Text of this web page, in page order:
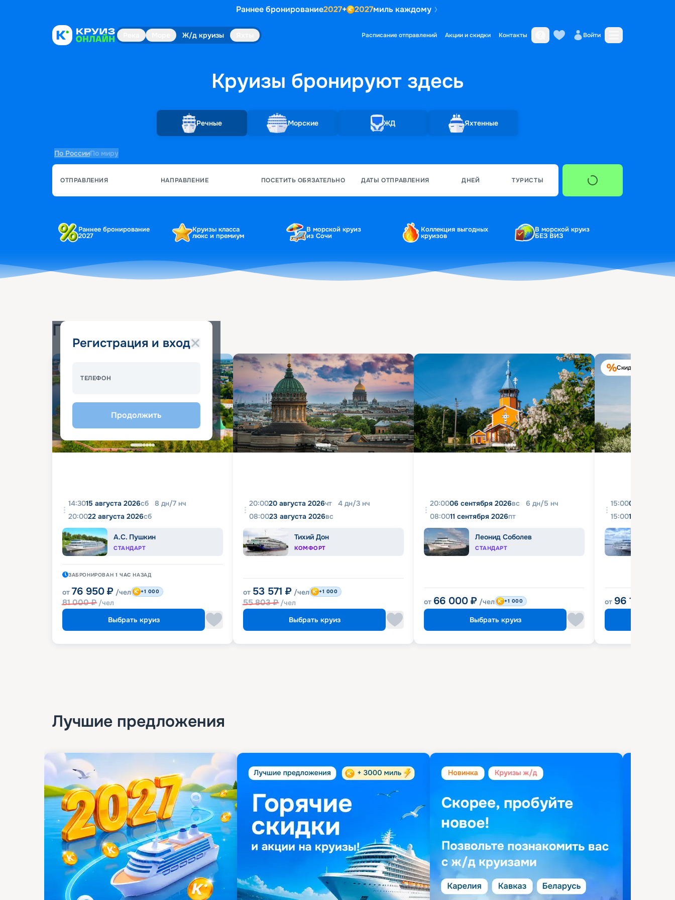
Раннее бронирование2027+ 2027миль каждому
Ж/д круизы Расписание отправлений Акции и скидки Контакты Войти
Круизы бронируютздесь
Речные Морские ЖД Яхтенные
По РоссииПо миру
ОТПРАВЛЕНИЯ НАПРАВЛЕНИЕ ПОСЕТИТЬ ОБЯЗАТЕЛЬНО ДАТЫ ОТПРАВЛЕНИЯ ДНЕЙ ТУРИСТЫ
Раннее бронирование
2027
Круизы класса
люкс и премиум
В морской круиз
из Сочи
Коллекция выгодных
круизов
В морской круиз
БЕЗ ВИЗ
Регистрация и вход
ТЕЛЕФОН
Продолжить
Популярные круизы
14:3015 августа 2026сб 8 дн/7 нч
20:0022 августа 2026сб
А.С. Пушкин
СТАНДАРТ
ЗАБРОНИРОВАН 1 ЧАС НАЗАД
от 76 950 ₽ /чел
81 000₽ /чел
+1 000
Выбрать круиз
20:0020 августа 2026чт 4 дн/3 нч
08:0023 августа 2026вс
Тихий Дон
КОМФОРТ
от 53 571 ₽ /чел
55 803₽ /чел
+1 000
Выбрать круиз
20:0006 сентября 2026вс 6 дн/5 нч
08:0011 сентября 2026пт
Леонид Соболев
СТАНДАРТ
от 66 000 ₽ /чел +1 000
Выбрать круиз
Скидка на круиз
15:0008 августа
15:0018 августа
от 96 120
Лучшие предложения